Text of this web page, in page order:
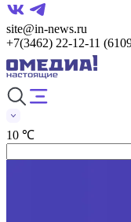
site@in-news.ru
+7(3462) 22-12-11
10 ℃